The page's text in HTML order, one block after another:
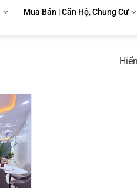
Mua Bán | Căn Hộ, Chung Cư